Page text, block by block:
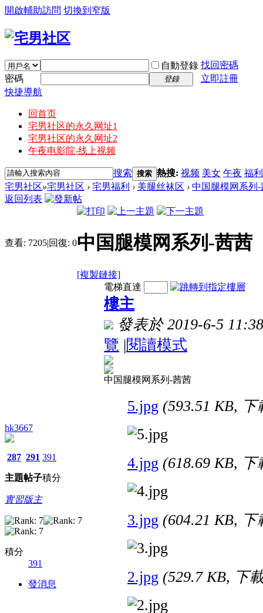
開啟輔助訪問 切換到窄版
自動登錄 找回密碼
密碼
登錄
立即註冊
快捷導航
回首页
宅男社区的永久网址1
宅男社区的永久网址2
午夜电影院-线上视频
搜索 搜索 熱搜: 视频 美女 午夜 福利
宅男社区»宅男社区 › 宅男福利 › 美腿丝袜区 › 中国腿模网系列-
返回列表
查看: 7205|回復: 0中国腿模网系列-茜茜
[複製鏈接]
hk3667
287
主題
291
帖子
391
積分
實習版主
積分
391
發消息
電梯直達
樓主
發表於 2019-6-5
覽 |閱讀模式
中国腿模网系列-茜茜
5.jpg (593.51 KB,
4.jpg (618.69 KB,
3.jpg (604.21 KB,
2.jpg (529.7 KB, 下